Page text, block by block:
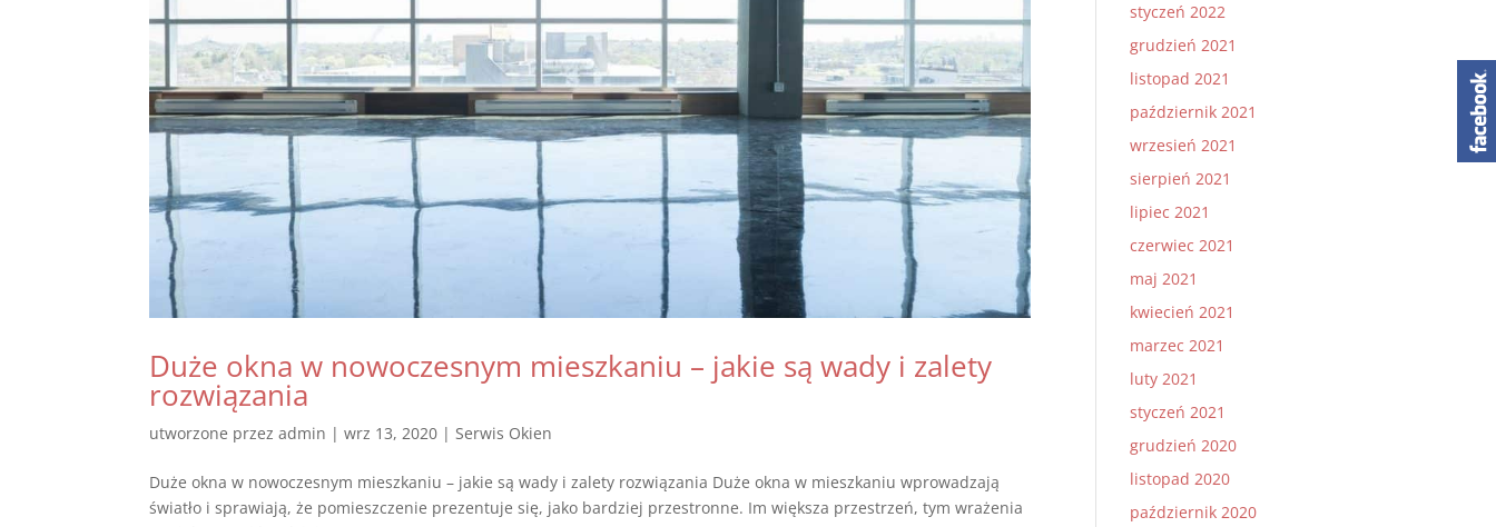
Duże okna w nowoczesnym mieszkaniu – jakie są wady i zalety
rozwiązania
utworzone przezadmin |wrz 13, 2020 | Serwis Okien
Duże okna w nowoczesnym mieszkaniu – jakie są wady i zalety rozwiązania Duże okna w mieszkaniu wprowadzają
światło i sprawiają, że pomieszczenie prezentuje się, jako bardziej przestronne. Im większa przestrzeń, tym wrażenia
styczeń 2022
grudzień 2021
listopad 2021
październik 2021
wrzesień 2021
sierpień 2021
lipiec 2021
czerwiec 2021
maj 2021
kwiecień 2021
marzec 2021
luty 2021
styczeń 2021
grudzień 2020
listopad 2020
październik 2020